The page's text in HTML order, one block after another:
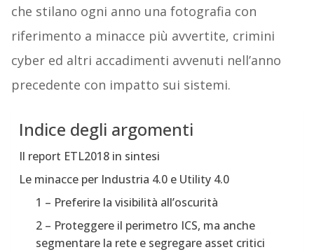
che stilano ogni anno una fotografia con
riferimento a minacce più avvertite, crimini
cyber ed altri accadimenti avvenuti nell’anno
precedente con impatto sui sistemi.
Indice degli argomenti
Il report ETL2018 in sintesi
Le minacce per Industria 4.0 e Utility 4.0
1 – Preferire la visibilità all’oscurità
2 – Proteggere il perimetro ICS, ma anche
segmentare la rete e segregare asset critici